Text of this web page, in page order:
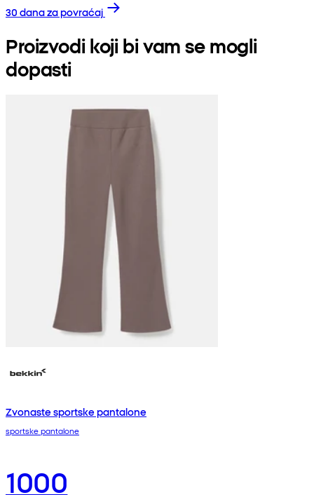
30 dana za povraćaj
Proizvodi koji bi vam se mogli
dopasti
Zvonaste sportske pantalone
sportske pantalone
1000